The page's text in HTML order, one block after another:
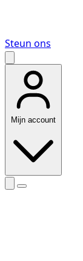
Steun ons
Mijn account